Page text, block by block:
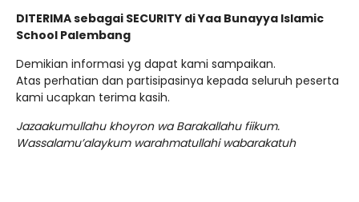
DITERIMA sebagai SECURITY di Yaa Bunayya Islamic
School Palembang
Demikian informasi yg dapat kami sampaikan.
Atas perhatian dan partisipasinya kepada seluruh peserta
kami ucapkan terima kasih.
Jazaakumullahu khoyron wa Barakallahu fiikum.
Wassalamu’alaykum warahmatullahi wabarakatuh